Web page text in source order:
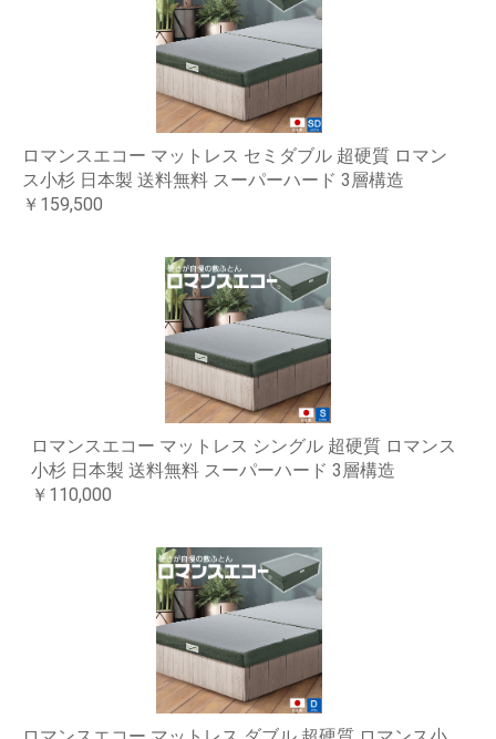
ロマンスエコー マットレス セミダブル 超硬質 ロマン
ス小杉 日本製 送料無料 スーパーハード 3層構造
￥159,500
ロマンスエコー マットレス シングル 超硬質 ロマンス
小杉 日本製 送料無料 スーパーハード 3層構造
￥110,000